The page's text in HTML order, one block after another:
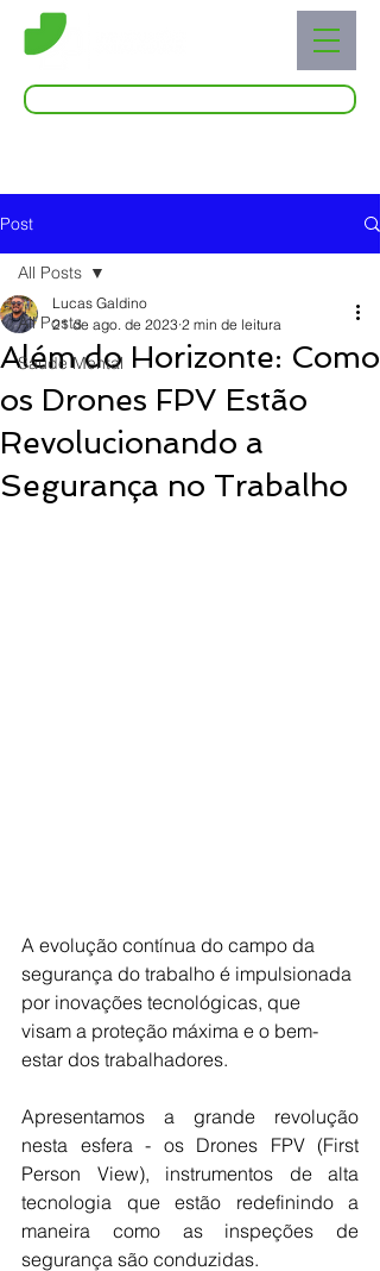
Post
All Posts
Saúde Mental
All Posts
Além do Horizonte: Como
os Drones FPV Estão
Revolucionando a
Segurança no Trabalho
Lucas Galdino
21 de ago. de 2023 2 min de leitura
A evolução contínua do campo da
segurança do trabalho é impulsionada
por inovações tecnológicas, que
visam a proteção máxima e o bem-
estar dos trabalhadores.
Apresentamos a grande revolução
nesta esfera - os Drones FPV (First
Person View), instrumentos de alta
tecnologia que estão redefinindo a
maneira como as inspeções de
segurança são conduzidas.